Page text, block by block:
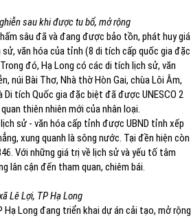
sau khi được tu bổ, mở rộng
sâu đã và đang được bảo tồn, phát huy giá
văn hóa của tỉnh (8 di tích cấp quốc gia đặc
đó, Hạ Long có các di tích lịch sử, văn
núi Bài Thơ, Nhà thờ Hòn Gai, chùa Lôi Âm,
Di tích Quốc gia đặc biệt đã được UNESCO 2
thiên nhiên mới của nhân loại.
sử - văn hóa cấp tỉnh được UBND tỉnh xếp
xung quanh là sông nước. Tại đền hiện còn
Với những giá trị về lịch sử và yếu tố tâm
lân cận đến tham quan, chiêm bái.
Lê Lợi, TP Hạ Long
Long đang triển khai dự án cải tạo, mở rộng